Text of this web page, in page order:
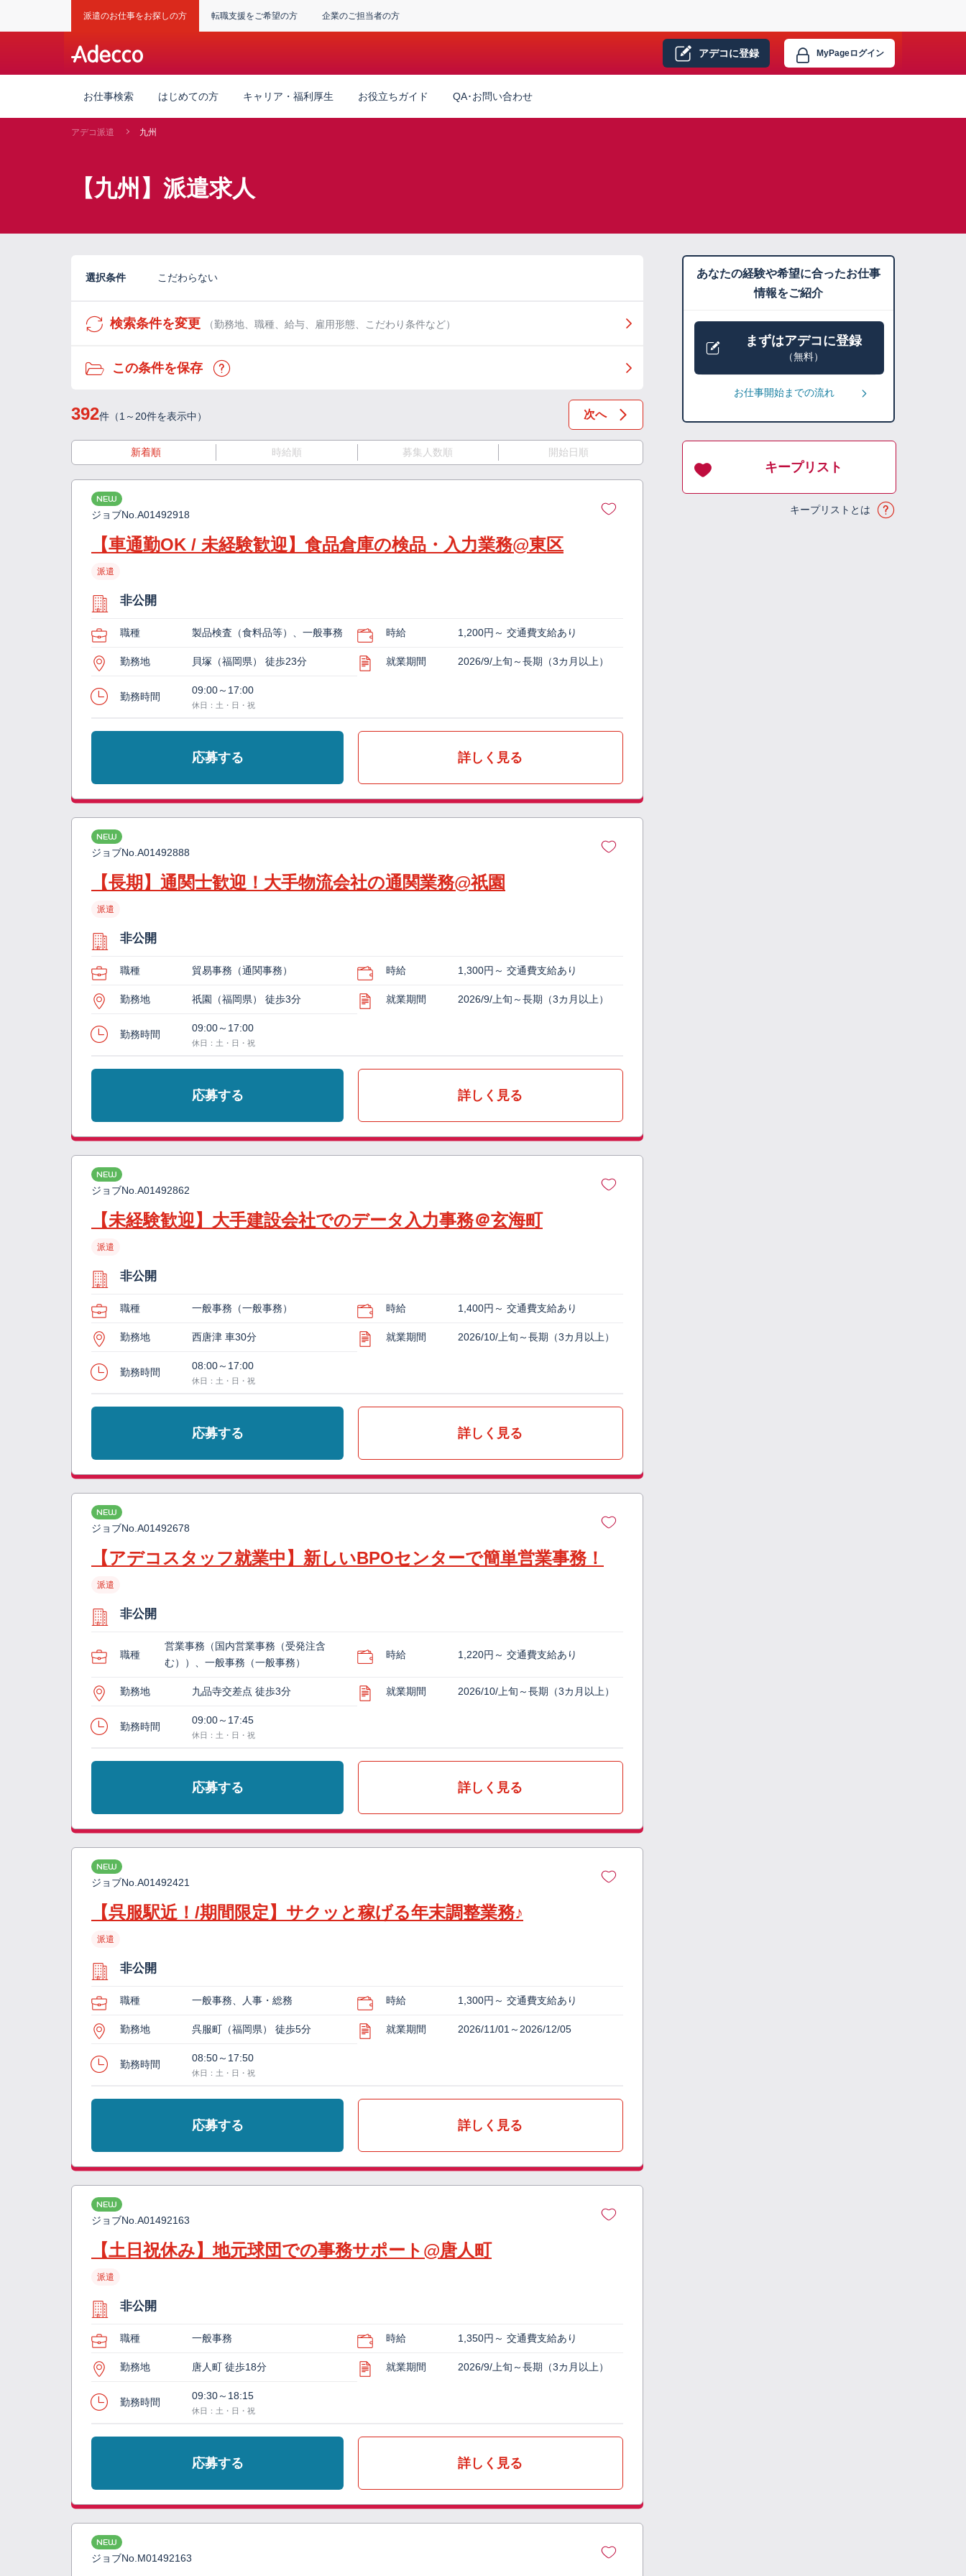
派遣のお仕事をお探しの方 転職支援をご希望の方 企業のご担当者の方
アデコに登録 MyPageログイン
お仕事検索 はじめての方 キャリア・福利厚生 お役立ちガイド QA･お問い合わせ
アデコ派遣 九州
【九州】派遣求人
選択条件 こだわらない
検索条件を変更 （勤務地、職種、給与、雇用形態、こだわり条件など）
この条件を保存
392件（1～20件を表示中） 次へ
新着順 時給順 募集人数順 開始日順
NEW
ジョブNo. A01492918
【車通勤OK / 未経験歓迎】食品倉庫の検品・入力業務@東区
派遣
非公開
職種 製品検査（食料品等）、一般事務 時給 1,200円～ 交通費支給あり
勤務地 貝塚（福岡県） 徒歩23分 就業期間 2026/9/上旬～長期（3カ月以上）
勤務時間
09:00～17:00
休日：土・日・祝
応募する 詳しく見る
NEW
ジョブNo. A01492888
【長期】通関士歓迎！大手物流会社の通関業務@祇園
派遣
非公開
職種 貿易事務（通関事務） 時給 1,300円～ 交通費支給あり
勤務地 祇園（福岡県） 徒歩3分 就業期間 2026/9/上旬～長期（3カ月以上）
勤務時間
09:00～17:00
休日：土・日・祝
応募する 詳しく見る
NEW
ジョブNo. A01492862
【未経験歓迎】大手建設会社でのデータ入力事務＠玄海町
派遣
非公開
職種 一般事務（一般事務） 時給 1,400円～ 交通費支給あり
勤務地 西唐津 車30分 就業期間 2026/10/上旬～長期（3カ月以上）
勤務時間
08:00～17:00
休日：土・日・祝
応募する 詳しく見る
NEW
ジョブNo. A01492678
【アデコスタッフ就業中】新しいBPOセンターで簡単営業事務！
派遣
非公開
職種
営業事務（国内営業事務（受発注含
む））、一般事務（一般事務）
時給 1,220円～ 交通費支給あり
勤務地 九品寺交差点 徒歩3分 就業期間 2026/10/上旬～長期（3カ月以上）
勤務時間
09:00～17:45
休日：土・日・祝
応募する 詳しく見る
NEW
ジョブNo. A01492421
【呉服駅近！/期間限定】サクッと稼げる年末調整業務♪
派遣
非公開
職種 一般事務、人事・総務 時給 1,300円～ 交通費支給あり
勤務地 呉服町（福岡県） 徒歩5分 就業期間 2026/11/01～2026/12/05
勤務時間
08:50～17:50
休日：土・日・祝
応募する 詳しく見る
NEW
ジョブNo. A01492163
【土日祝休み】地元球団での事務サポート@唐人町
派遣
非公開
職種 一般事務 時給 1,350円～ 交通費支給あり
勤務地 唐人町 徒歩18分 就業期間 2026/9/上旬～長期（3カ月以上）
勤務時間
09:30～18:15
休日：土・日・祝
応募する 詳しく見る
NEW
ジョブNo. M01492163
あなたの経験や希望に合ったお仕事
情報をご紹介
まずはアデコに登録
（無料）
お仕事開始までの流れ
キープリスト
キープリストとは